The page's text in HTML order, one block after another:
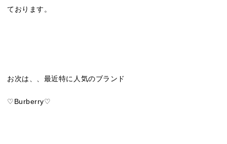
ております。
お次は、、最近特に人気のブランド
♡Burberry♡